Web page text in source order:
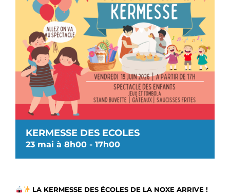
KERMESSE DES ECOLES
23 mai à 8h00 - 17h00
LA KERMESSE DES ÉCOLES DE LA NOXE ARRIVE !